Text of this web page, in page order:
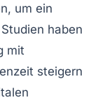
um ein
haben
mit
steigern